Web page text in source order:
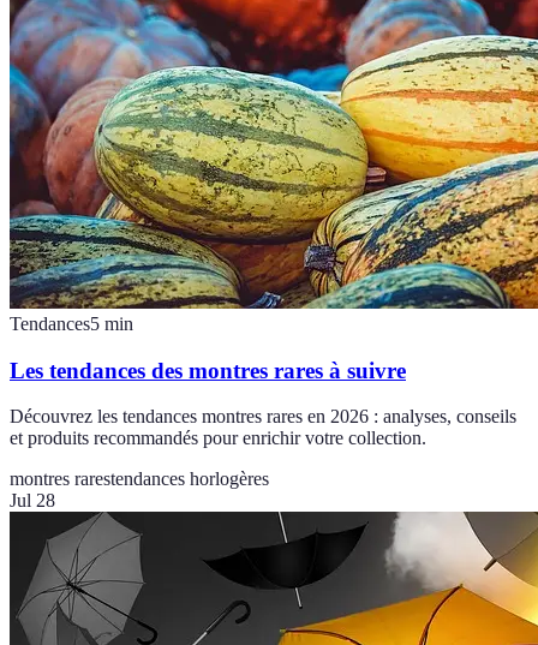
Tendances5 min
Les tendances des montres rares à suivre
Découvrez les tendances montres rares en 2026 : analyses, conseils
et produits recommandés pour enrichir votre collection.
montres rarestendances horlogères
Jul 28